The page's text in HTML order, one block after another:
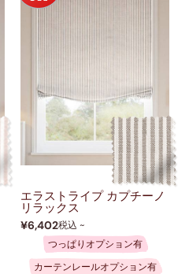
エラストライプ カプチーノ
リラックス
¥6,402税込 ~
つっぱりオプション有
カーテンレールオプション有